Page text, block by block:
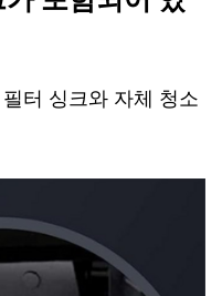
터 싱크와 자체 청소